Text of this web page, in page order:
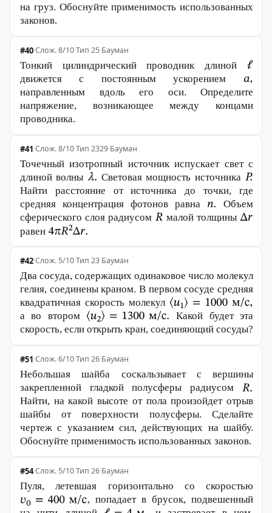
на груз. Обоснуйте применимость использованных
законов.
#40· 8/10·Тип 25·Бауман
Тонкий цилиндрический проводник длиной
движется с постоянным ускорением
направленным вдоль его оси. Определите
напряжение, возникающее между концами
проводника.
#41· 8/10·Тип 2329·Бауман
Точечный изотропный источник испускает свет с
длиной волны
Световая мощность источника
Найти расстояние от источника до точки, где
средняя концентрация фотонов равна
Объем
сферического слоя радиусом
малой толщины
равен
#42· 5/10·Тип 23·Бауман
Два сосуда, содержащих одинаковое число молекул
гелия, соединены краном. В первом сосуде средняя
квадратичная скорость молекул
а во втором
Какой будет эта
скорость, если открыть кран, соединяющий сосуды?
#51· 6/10·Тип 26·Бауман
Небольшая шайба соскальзывает с вершины
закрепленной гладкой полусферы радиусом
Найти, на какой высоте от пола произойдет отрыв
шайбы от поверхности полусферы. Сделайте
чертеж с указанием сил, действующих на шайбу.
Обоснуйте применимость использованных законов.
#54· 5/10·Тип 26·Бауман
Пуля, летевшая горизонтально со скоростью
, попадает в брусок, подвешенный